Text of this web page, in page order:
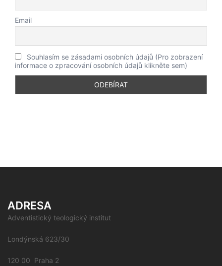
Email
Souhlasím se zásadami osobních údajů (Pro zobrazení
informace o zpracování osobních údajů klikněte sem)
ADRESA
Adventistický teologický institut
Londýnská 623/30
120 00 Praha 2